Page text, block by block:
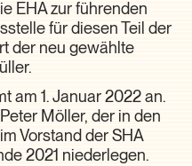
EHA zur führenden
für diesen Teil der
der neu gewählte
am 1. Januar 2022 an.
Möller, der in den
Vorstand der SHA
2021 niederlegen.